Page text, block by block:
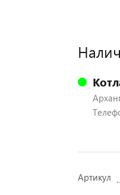
Артикул